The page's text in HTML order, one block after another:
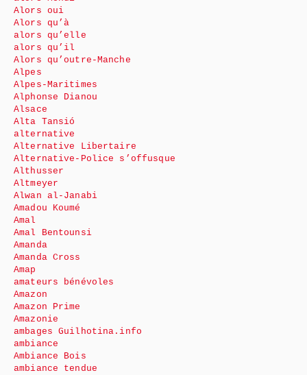
Alors oui
Alors qu’à
alors qu’elle
alors qu’il
Alors qu’outre-Manche
Alpes
Alpes-Maritimes
Alphonse Dianou
Alsace
Alta Tansió
alternative
Alternative Libertaire
Alternative-Police s’offusque
Althusser
Altmeyer
Alwan al-Janabi
Amadou Koumé
Amal
Amal Bentounsi
Amanda
Amanda Cross
Amap
amateurs bénévoles
Amazon
Amazon Prime
Amazonie
ambages Guilhotina.info
ambiance
Ambiance Bois
ambiance tendue